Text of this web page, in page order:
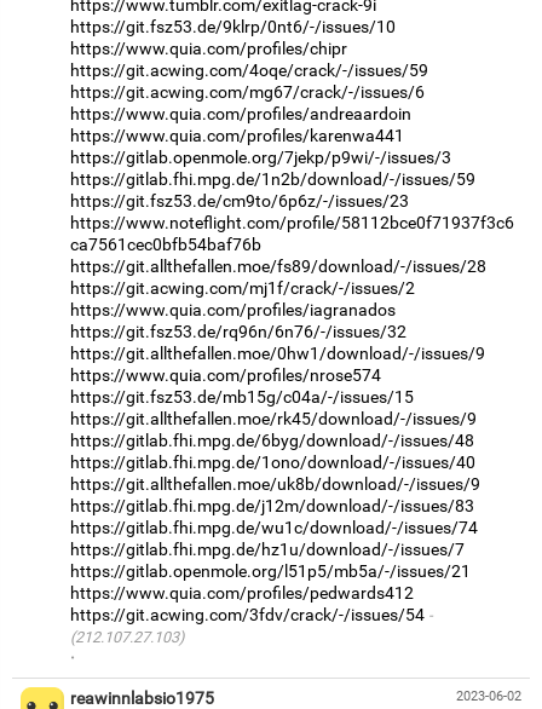
https://www.tumblr.com/exitlag-crack-9i
https://git.fsz53.de/9klrp/0nt6/-/issues/10
https://www.quia.com/profiles/chipr
https://git.acwing.com/4oqe/crack/-/issues/59
https://git.acwing.com/mg67/crack/-/issues/6
https://www.quia.com/profiles/andreaardoin
https://www.quia.com/profiles/karenwa441
https://gitlab.openmole.org/7jekp/p9wi/-/issues/3
https://gitlab.fhi.mpg.de/1n2b/download/-/issues/59
https://git.fsz53.de/cm9to/6p6z/-/issues/23
https://www.noteflight.com/profile/58112bce0f71937f3c6
ca7561cec0bfb54baf76b
https://git.allthefallen.moe/fs89/download/-/issues/28
https://git.acwing.com/mj1f/crack/-/issues/2
https://www.quia.com/profiles/iagranados
https://git.fsz53.de/rq96n/6n76/-/issues/32
https://git.allthefallen.moe/0hw1/download/-/issues/9
https://www.quia.com/profiles/nrose574
https://git.fsz53.de/mb15g/c04a/-/issues/15
https://git.allthefallen.moe/rk45/download/-/issues/9
https://gitlab.fhi.mpg.de/6byg/download/-/issues/48
https://gitlab.fhi.mpg.de/1ono/download/-/issues/40
https://git.allthefallen.moe/uk8b/download/-/issues/9
https://gitlab.fhi.mpg.de/j12m/download/-/issues/83
https://gitlab.fhi.mpg.de/wu1c/download/-/issues/74
https://gitlab.fhi.mpg.de/hz1u/download/-/issues/7
https://gitlab.openmole.org/l51p5/mb5a/-/issues/21
https://www.quia.com/profiles/pedwards412
https://git.acwing.com/3fdv/crack/-/issues/54
(212.107.27.103)
·
2023-06-02
reawinnlabsio1975